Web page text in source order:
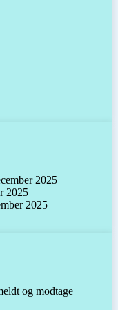
2025
2025
2025
og modtage